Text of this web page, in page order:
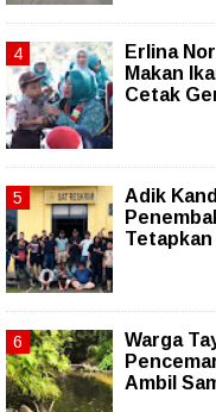
Erlina
Makan
Cetak
Adik
Warga
Ambil